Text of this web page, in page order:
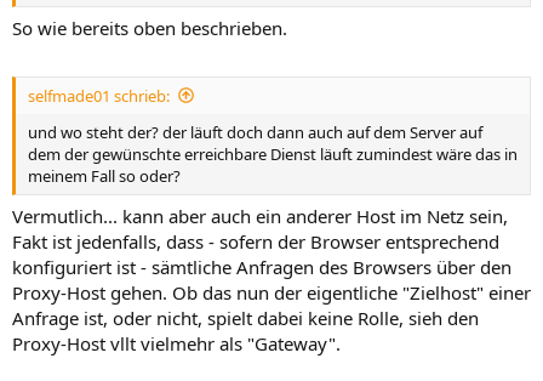
So wie bereits oben beschrieben.
selfmade01 schrieb:
und wo steht der? der läuft doch dann auch auf dem Server auf
dem der gewünschte erreichbare Dienst läuft zumindest wäre das in
meinem Fall so oder?
Vermutlich... kann aber auch ein anderer Host im Netz sein,
Fakt ist jedenfalls, dass - sofern der Browser entsprechend
konfiguriert ist - sämtliche Anfragen des Browsers über den
Proxy-Host gehen. Ob das nun der eigentliche "Zielhost" einer
Anfrage ist, oder nicht, spielt dabei keine Rolle, sieh den
Proxy-Host vllt vielmehr als "Gateway".